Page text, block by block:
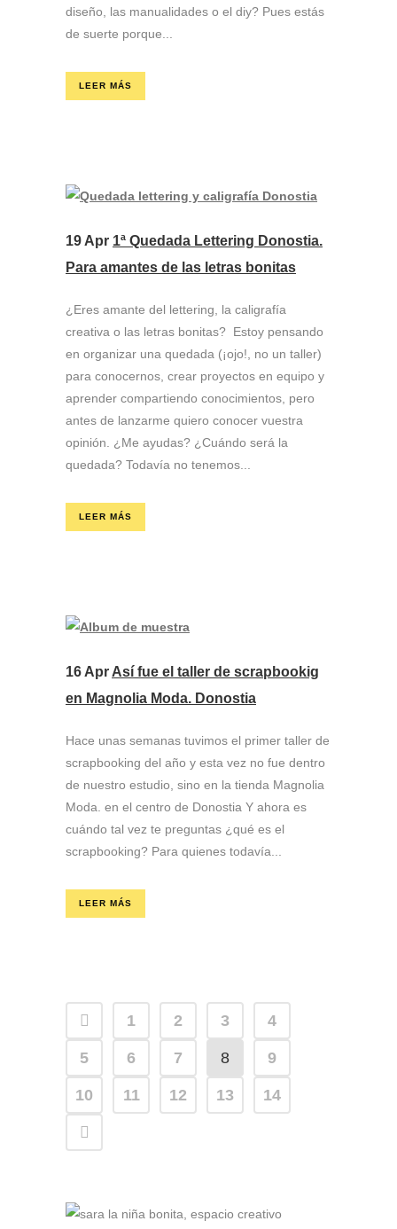
diseño, las manualidades o el diy? Pues estás
de suerte porque...
LEER MÁS
19 Apr 1ª Quedada Lettering Donostia.
Para amantes de las letras bonitas
¿Eres amante del lettering, la caligrafía
creativa o las letras bonitas? Estoy pensando
en organizar una quedada (¡ojo!, no un taller)
para conocernos, crear proyectos en equipo y
aprender compartiendo conocimientos, pero
antes de lanzarme quiero conocer vuestra
opinión. ¿Me ayudas? ¿Cuándo será la
quedada? Todavía no tenemos...
LEER MÁS
16 Apr Así fue el taller de scrapbookig
en Magnolia Moda. Donostia
Hace unas semanas tuvimos el primer taller de
scrapbooking del año y esta vez no fue dentro
de nuestro estudio, sino en la tienda Magnolia
Moda. en el centro de Donostia Y ahora es
cuándo tal vez te preguntas ¿qué es el
scrapbooking? Para quienes todavía...
LEER MÁS
1 2 3 4
5 6 7 8 9
10 11 12 13 14